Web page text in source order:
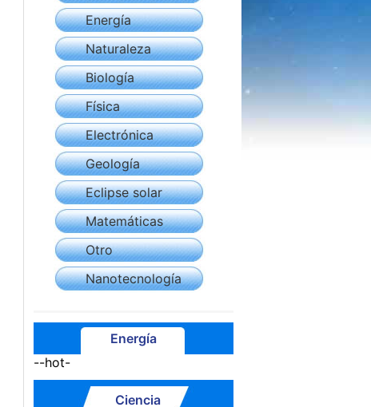
Energía
Naturaleza
Biología
Física
Electrónica
Geología
Eclipse solar
Matemáticas
Otro
Nanotecnología
Energía
--hot-
Ciencia